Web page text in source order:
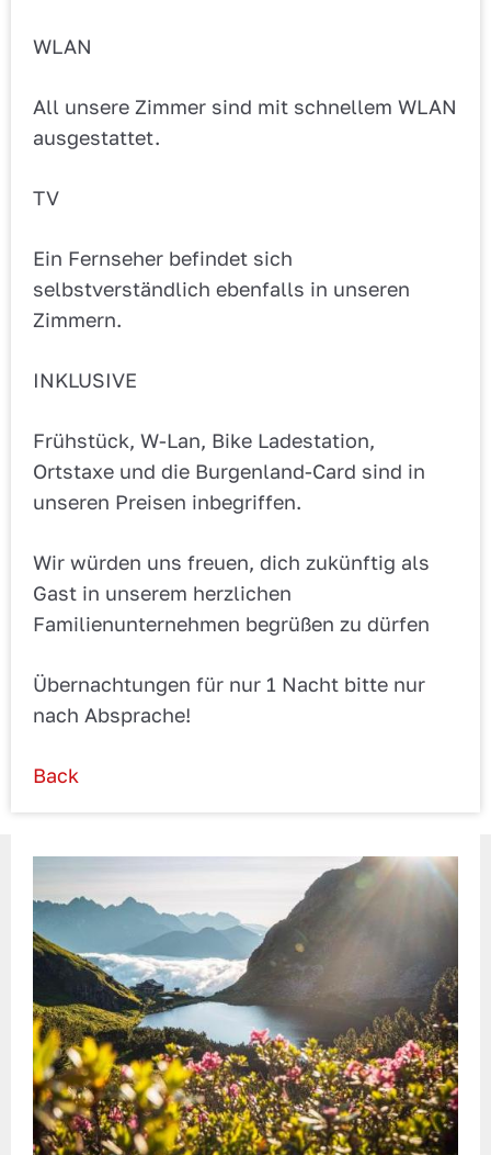
WLAN
All unsere Zimmer sind mit schnellem WLAN
ausgestattet.
TV
Ein Fernseher befindet sich
selbstverständlich ebenfalls in unseren
Zimmern.
INKLUSIVE
Frühstück, W-Lan, Bike Ladestation,
Ortstaxe und die Burgenland-Card sind in
unseren Preisen inbegriffen.
Wir würden uns freuen, dich zukünftig als
Gast in unserem herzlichen
Familienunternehmen begrüßen zu dürfen
Übernachtungen für nur 1 Nacht bitte nur
nach Absprache!
Back